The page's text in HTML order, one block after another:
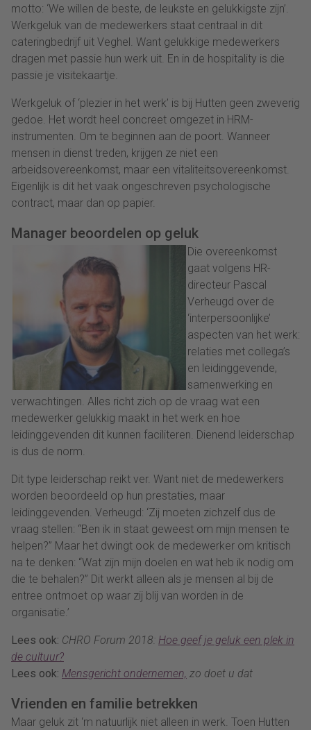
motto: ‘We willen de beste, de leukste en gelukkigste zijn’.
Werkgeluk van de medewerkers staat centraal in dit
cateringbedrijf uit Veghel. Want gelukkige medewerkers
dragen met passie hun werk uit. En in de hospitality is die
passie je visitekaartje.
Werkgeluk of ‘plezier in het werk’ is bij Hutten geen zweverig
gedoe. Het wordt heel concreet omgezet in HRM-
instrumenten. Om te beginnen aan de poort. Wanneer
mensen in dienst treden, krijgen ze niet een
arbeidsovereenkomst, maar een vitaliteitsovereenkomst.
Eigenlijk is dit het vaak ongeschreven psychologische
contract, maar dan op papier.
Manager beoordelen op geluk
Die overeenkomst
gaat volgens HR-
directeur Pascal
Verheugd over de
‘interpersoonlijke’
aspecten van het werk:
relaties met collega’s
en leidinggevende,
samenwerking en
verwachtingen. Alles richt zich op de vraag wat een
medewerker gelukkig maakt in het werk en hoe
leidinggevenden dit kunnen faciliteren. Dienend leiderschap
is dus de norm.
Dit type leiderschap reikt ver. Want niet de medewerkers
worden beoordeeld op hun prestaties, maar
leidinggevenden. Verheugd: ‘Zij moeten zichzelf dus de
vraag stellen: “Ben ik in staat geweest om mijn mensen te
helpen?” Maar het dwingt ook de medewerker om kritisch
na te denken: “Wat zijn mijn doelen en wat heb ik nodig om
die te behalen?” Dit werkt alleen als je mensen al bij de
entree ontmoet op waar zij blij van worden in de
organisatie.’
Lees ook: CHRO Forum 2018: Hoe geef je geluk een plek in
de cultuur?
Lees ook: Mensgericht ondernemen, zo doet u dat
Vrienden en familie betrekken
Maar geluk zit ‘m natuurlijk niet alleen in werk. Toen Hutten